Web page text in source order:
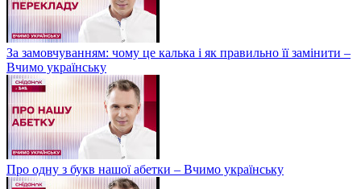
За замовчуванням: чому це калька і як правильно її замінити –
Вчимо українську
Про одну з букв нашої абетки – Вчимо українську